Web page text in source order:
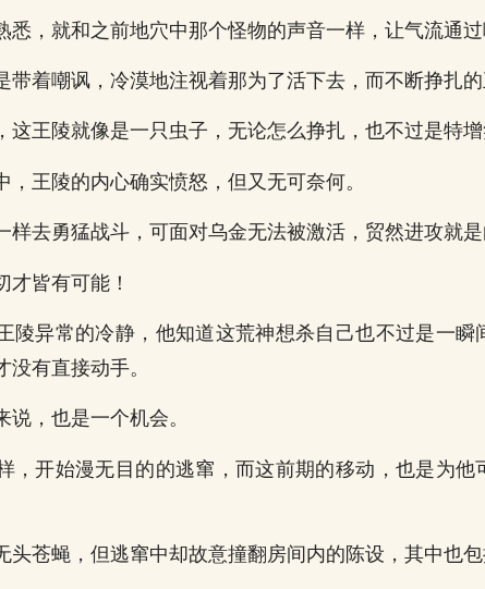
悉，就和之前地穴中那个怪物的声音一样，让气流通过
带着嘲讽，冷漠地注视着那为了活下去，而不断挣扎的
这王陵就像是一只虫子，无论怎么挣扎，也不过是特增
，王陵的内心确实愤怒，但又无可奈何。
样去勇猛战斗，可面对乌金无法被激活，贸然进攻就是
才皆有可能！
陵异常的冷静，他知道这荒神想杀自己也不过是一瞬
没有直接动手。
，也是一个机会。
，开始漫无目的的逃窜，而这前期的移动，也是为他
头苍蝇，但逃窜中却故意撞翻房间内的陈设，其中也包